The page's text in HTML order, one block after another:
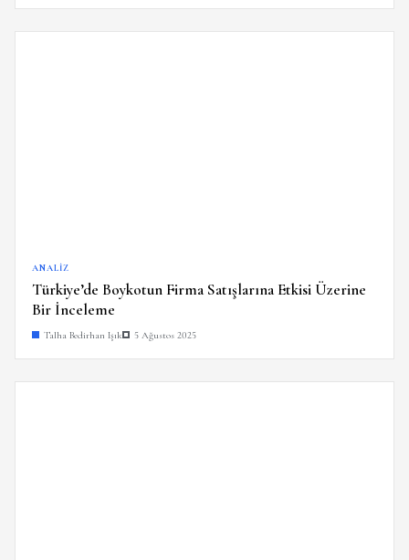
ANALIZ
Türkiye’de Boykotun Firma Satışlarına Etkisi Üzerine
Bir İnceleme
Talha Bedirhan Işık 5 Ağustos 2025